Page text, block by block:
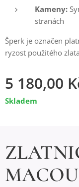
Kameny:
stranách
Šperk je označen
ryzost použitého
5 180,00
Skladem